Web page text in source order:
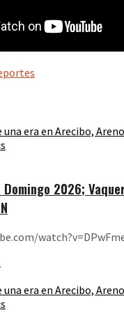
Domingo 2026;